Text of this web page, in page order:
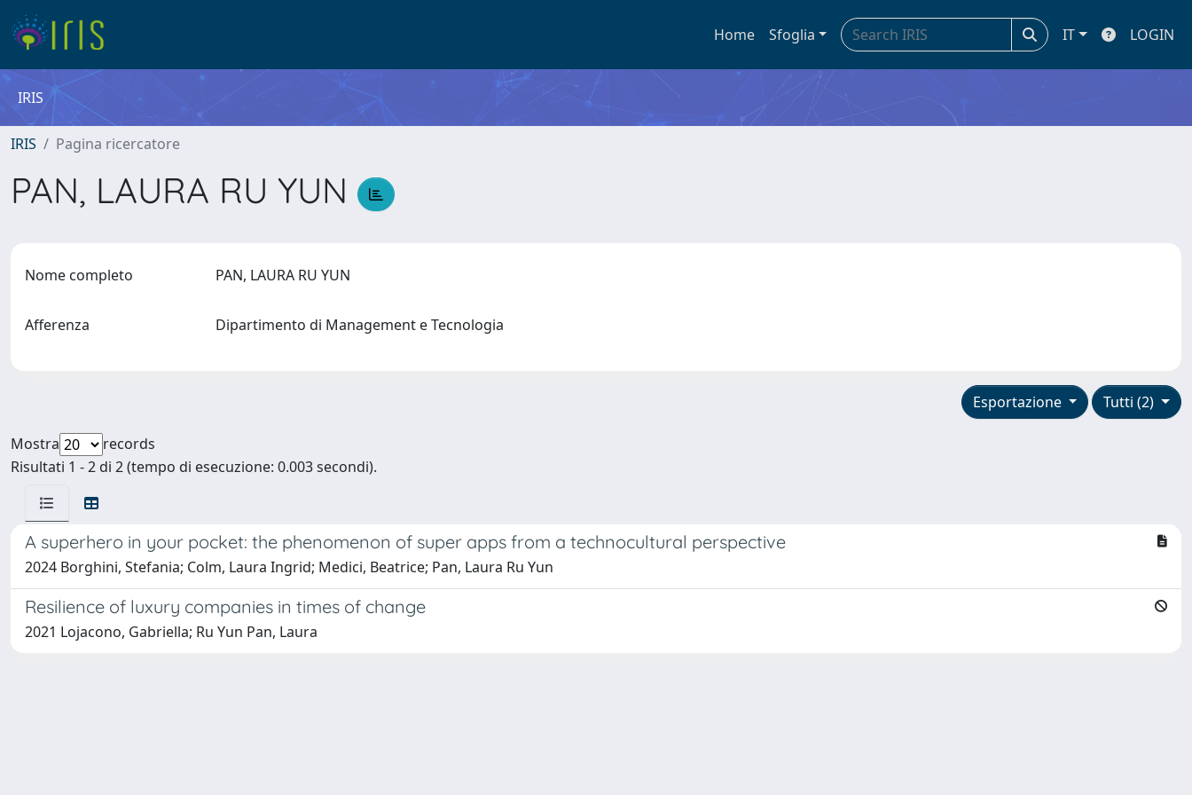
Home Sfoglia IT LOGIN
IRIS
IRIS Pagina ricercatore
PAN, LAURA RU YUN
Nome completo PAN, LAURA RU YUN
Afferenza Dipartimento di Management e Tecnologia
Tutti (2)
Esportazione
Mostra
records
Risultati 1 - 2 di 2 (tempo di esecuzione: 0.003 secondi).
A superhero in your pocket: the phenomenon of super apps from a technocultural perspective
2024 Borghini, Stefania; Colm, Laura Ingrid; Medici, Beatrice; Pan, Laura Ru Yun
Resilience of luxury companies in times of change
2021 Lojacono, Gabriella; Ru Yun Pan, Laura